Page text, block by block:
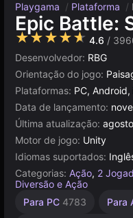
Playgama / Plataforma /
Epic Battle:
★★★★★ 4.6 /
Desenvolvedor: RBG
Orientação do jogo:
Plataformas: PC, Android,
Data de lançamento:
Última atualização:
Motor de jogo: Unity
Idiomas suportados:
Categorias: Ação, 2
Diversão e Ação
Para PC 4783 Para
Acidentes
Combate
Espada
Agilidade
Mesa e
Indie
Unity